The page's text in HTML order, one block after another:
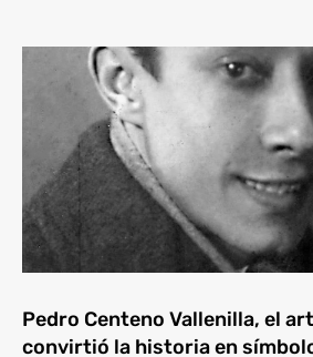
Pedro Centeno Vallenilla, el
convirtió la historia en